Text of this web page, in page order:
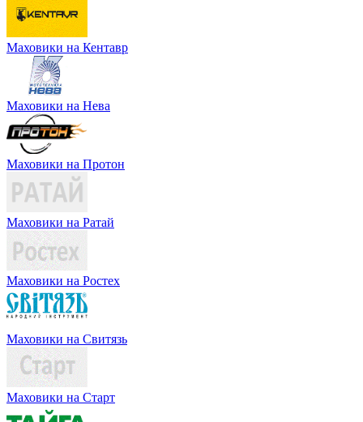
Маховики на Кентавр
Маховики на Нева
Маховики на Протон
Маховики на Ратай
Маховики на Ростех
Маховики на Свитязь
Маховики на Старт